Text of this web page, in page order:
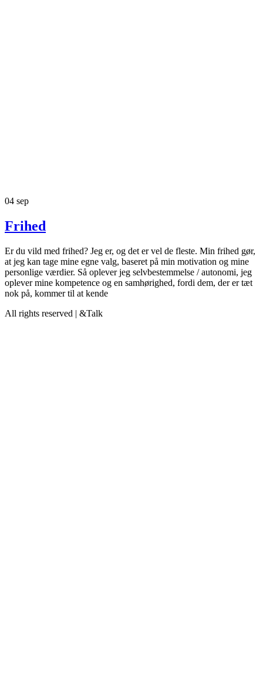
04 sep
Frihed
Er du vild med frihed? Jeg er, og det er vel de fleste. Min frihed gør,
at jeg kan tage mine egne valg, baseret på min motivation og mine
personlige værdier. Så oplever jeg selvbestemmelse / autonomi, jeg
oplever mine kompetence og en samhørighed, fordi dem, der er tæt
nok på, kommer til at kende
All rights reserved | &Talk